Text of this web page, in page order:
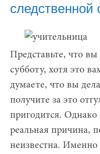
следственной
Представьте, что
субботу, хотя это
думаете, что вы
получите за это
пригодится. Однако
реальная причина,
неизвестна. Именно